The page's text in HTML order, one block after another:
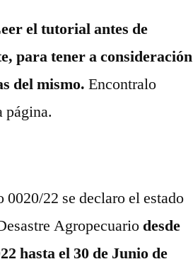
el tutorial antes de
para tener a consideración
del mismo. Encontralo
página.
22 se declaro el estado
Agropecuario desde
hasta el 30 de Junio de